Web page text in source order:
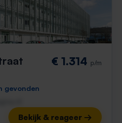
€ 1.314 p/m
gevonden
Bekijk & reageer →